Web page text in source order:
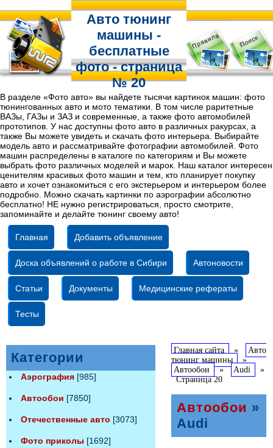
Авто тюнинг
машины -
бесплатные
фото - страница
№ 20
В разделе «Фото авто» вы найдете тысячи картинок машин: фото
тюнингованных авто и мото тематики. В том числе раритетные
ВАЗы, ГАЗы и ЗАЗ и современные, а также фото автомобилей
прототипов. У нас доступны фото авто в различных ракурсах, а
также Вы можете увидеть и скачать фото интерьера. Выбирайте
модель авто и рассматривайте фотографии автомобилей. Фото
машин распределены в каталоге по категориям и Вы можете
выбрать фото различных моделей и марок. Наш каталог интересен
ценителям красивых фото машин и тем, кто планирует покупку
авто и хочет ознакомиться с его экстерьером и интерьером более
подробно. Можно скачать картинки по аэрографии абсолютно
бесплатно! НЕ нужно регистрироваться, просто смотрите,
запоминайте и делайте тюнинг своему авто!
Главная Добавить объявление
Доска объявлений о работе в Сибири Автоновости
Статьи Документы Медицинские рефераты
Тесты
Категории
Аэрография [985]
Автообои [7850]
Отечественные авто [3073]
Фото приколы [1692]
Главная сайта »
Авто
тюнинг машины
»
Автообои » Audi
»
Страница 20
Автообои »
Audi